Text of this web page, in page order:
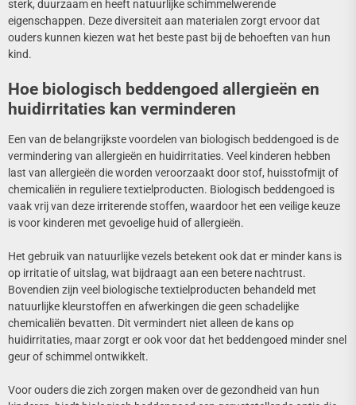
sterk, duurzaam en heeft natuurlijke schimmelwerende
eigenschappen. Deze diversiteit aan materialen zorgt ervoor dat
ouders kunnen kiezen wat het beste past bij de behoeften van hun
kind.
Hoe biologisch beddengoed allergieën en
huidirritaties kan verminderen
Een van de belangrijkste voordelen van biologisch beddengoed is de
vermindering van allergieën en huidirritaties. Veel kinderen hebben
last van allergieën die worden veroorzaakt door stof, huisstofmijt of
chemicaliën in reguliere textielproducten. Biologisch beddengoed is
vaak vrij van deze irriterende stoffen, waardoor het een veilige keuze
is voor kinderen met gevoelige huid of allergieën.
Het gebruik van natuurlijke vezels betekent ook dat er minder kans is
op irritatie of uitslag, wat bijdraagt aan een betere nachtrust.
Bovendien zijn veel biologische textielproducten behandeld met
natuurlijke kleurstoffen en afwerkingen die geen schadelijke
chemicaliën bevatten. Dit vermindert niet alleen de kans op
huidirritaties, maar zorgt er ook voor dat het beddengoed minder snel
geur of schimmel ontwikkelt.
Voor ouders die zich zorgen maken over de gezondheid van hun